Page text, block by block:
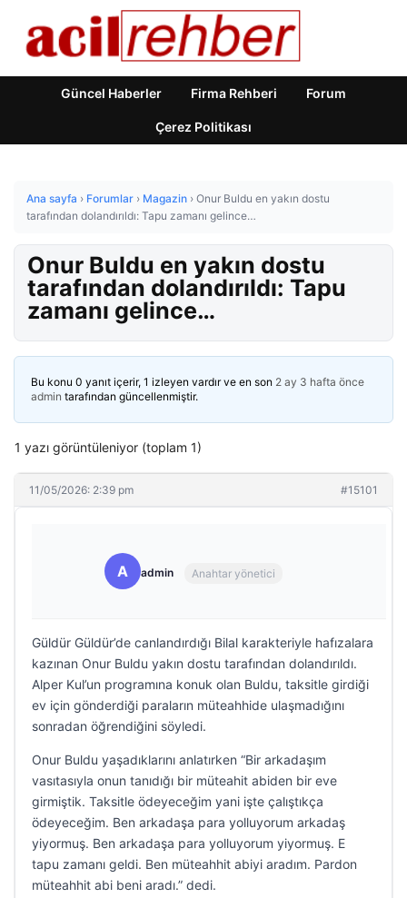
Güncel Haberler Firma Rehberi Forum
Çerez Politikası
Ana sayfa › Forumlar › Magazin › Onur Buldu en yakın dostu
tarafından dolandırıldı: Tapu zamanı gelince…
Onur Buldu en yakın dostu
tarafından dolandırıldı: Tapu
zamanı gelince…
Bu konu 0 yanıt içerir, 1 izleyen vardır ve en son 2 ay 3 hafta önce
admin tarafından güncellenmiştir.
1 yazı görüntüleniyor (toplam 1)
11/05/2026: 2:39 pm #15101
A admin Anahtar yönetici
Güldür Güldür’de canlandırdığı Bilal karakteriyle hafızalara
kazınan Onur Buldu yakın dostu tarafından dolandırıldı.
Alper Kul’un programına konuk olan Buldu, taksitle girdiği
ev için gönderdiği paraların müteahhide ulaşmadığını
sonradan öğrendiğini söyledi.
Onur Buldu yaşadıklarını anlatırken “Bir arkadaşım
vasıtasıyla onun tanıdığı bir müteahit abiden bir eve
girmiştik. Taksitle ödeyeceğim yani işte çalıştıkça
ödeyeceğim. Ben arkadaşa para yolluyorum arkadaş
yiyormuş. Ben arkadaşa para yolluyorum yiyormuş. E
tapu zamanı geldi. Ben müteahhit abiyi aradım. Pardon
müteahhit abi beni aradı.” dedi.